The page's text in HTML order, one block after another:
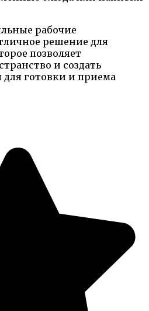
рабочие
решение для
позволяет
и создать
готовки и приема